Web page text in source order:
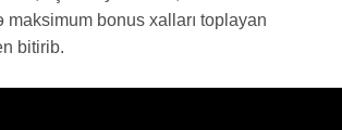
maksimum bonus xalları toplayan
bitirib.